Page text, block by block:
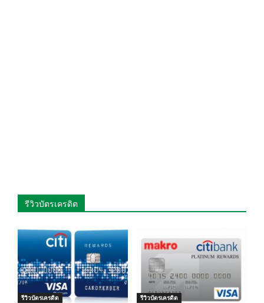
รีวิวบัตรเครดิต
รีวิวบัตรเครดิต รีวิวบัตรเครดิต